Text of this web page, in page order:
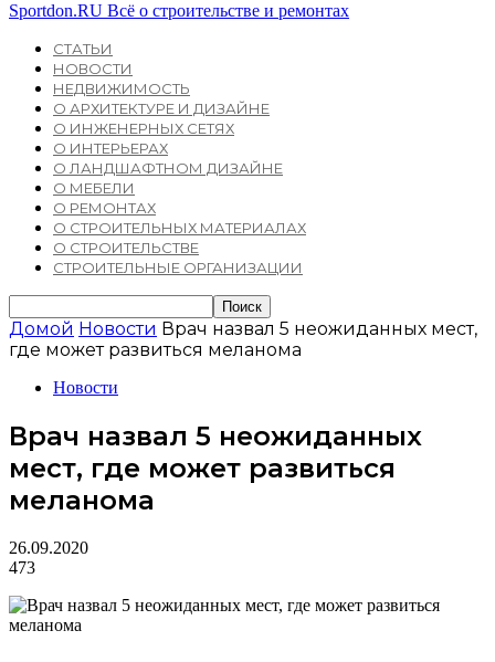
Sportdon.RU Всё о строительстве и ремонтах
СТАТЬИ
НОВОСТИ
НЕДВИЖИМОСТЬ
О АРХИТЕКТУРЕ И ДИЗАЙНЕ
О ИНЖЕНЕРНЫХ СЕТЯХ
О ИНТЕРЬЕРАХ
О ЛАНДШАФТНОМ ДИЗАЙНЕ
О МЕБЕЛИ
О РЕМОНТАХ
О СТРОИТЕЛЬНЫХ МАТЕРИАЛАХ
О СТРОИТЕЛЬСТВЕ
СТРОИТЕЛЬНЫЕ ОРГАНИЗАЦИИ
Домой Новости Врач назвал 5 неожиданных мест,
где может развиться меланома
Новости
Врач назвал 5 неожиданных
мест, где может развиться
меланома
26.09.2020
473